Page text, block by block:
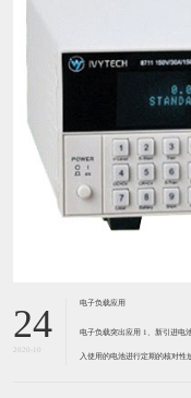
24
2020-10
电子负载应用
电子负载突出应用 1、新引进电
入使用的电池进行定期的核对性